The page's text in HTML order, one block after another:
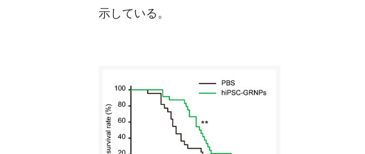
示している。